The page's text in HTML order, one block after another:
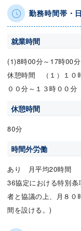
勤務時間帯・
就業時間
(1)8時00分～17時00分
休憩時間 （１）１０
００分～１３時００
休憩時間
80分
時間外労働
あり 月平均20時間
36協定における特別
者と協議の上、月８０
間を設ける。)